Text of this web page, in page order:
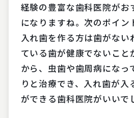
経験の豊富な歯科医院がお
になりますね。次のポイン
入れ歯を作る方は歯がない
ている歯が健康でないこと
から、虫歯や歯周病になっ
りと治療でき、入れ歯が入
ができる歯科医院がいいで